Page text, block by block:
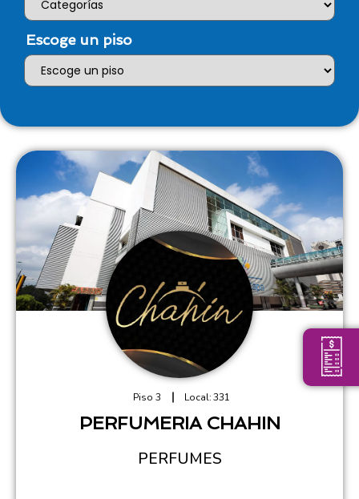
Escoge un piso
Piso 3 Local: 331
PERFUMERIA CHAHIN
PERFUMES